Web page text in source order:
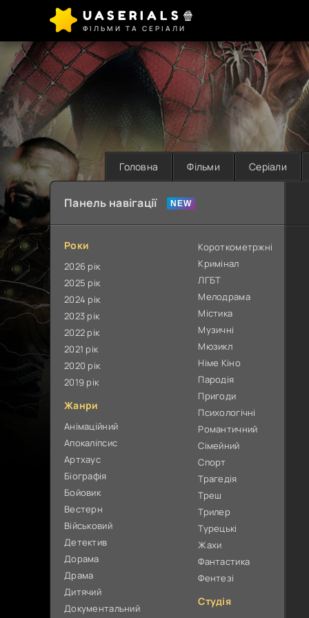
UASERIALS🍿
ФІЛЬМИ ТА СЕРІАЛИ
Головна Фільми Серіали
Панель навігації
Роки
2026 рік
2025 рік
2024 рік
2023 рік
2022 рік
2021 рік
2020 рік
2019 рік
Жанри
Анімаційний
Апокаліпсис
Артхаус
Біографія
Бойовик
Вестерн
Військовий
Детектив
Дорама
Драма
Дитячий
Документальний
Короткометржні
Кримінал
ЛГБТ
Мелодрама
Містика
Музичні
Мюзикл
Німе Кіно
Пародія
Пригоди
Психологічні
Романтичний
Сімейний
Спорт
Трагедія
Треш
Трилер
Турецькі
Жахи
Фантастика
Фентезі
Студія